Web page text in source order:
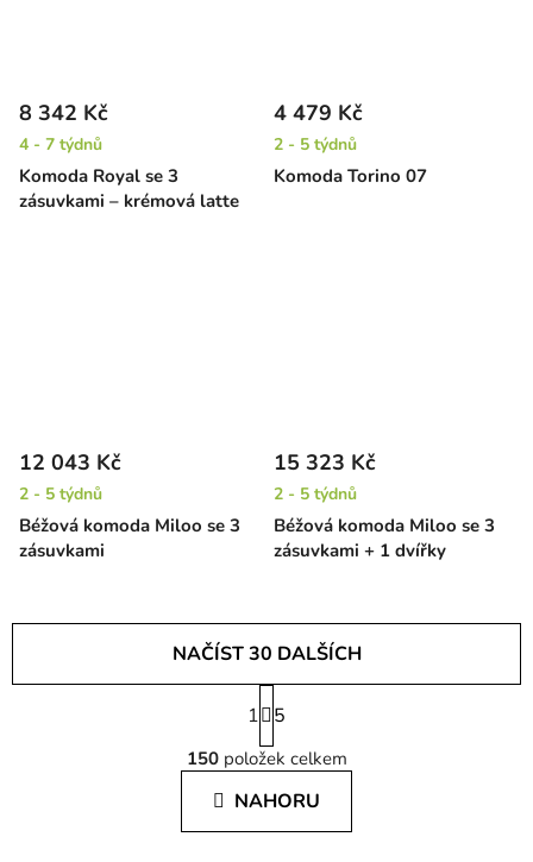
Komoda Royal se 3
zásuvkami – krémová latte
8 342 Kč
4 - 7 týdnů
Komoda Torino 07
4 479 Kč
2 - 5 týdnů
Béžová komoda Miloo se 3
zásuvkami
12 043 Kč
2 - 5 týdnů
Béžová komoda Miloo se 3
zásuvkami + 1 dvířky
15 323 Kč
2 - 5 týdnů
O
v
l
á
d
NAČÍST 30 DALŠÍCH
S
t
r
á
k
o
1 5
150položek celkem
NAHORU